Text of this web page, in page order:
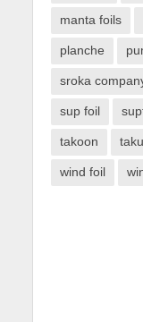
manta foils
planche
sroka
sup foil
takoon
wind foil